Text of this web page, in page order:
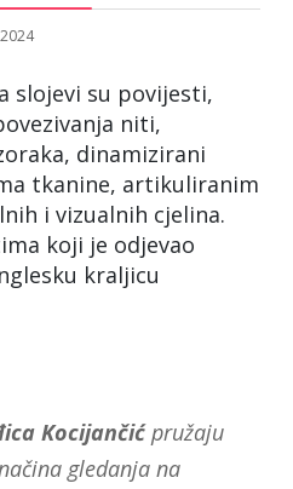
slojevi su povijesti,
niti,
dinamizirani
tkanine, artikuliranim
i vizualnih cjelina.
koji je odjevao
kraljicu
Kocijančićpružaju
gledanja na